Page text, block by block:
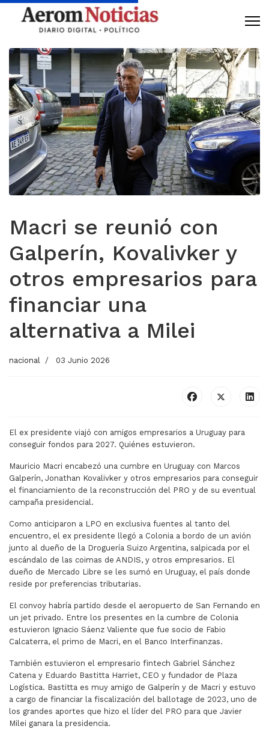
Macri se reunió con
Galperín, Kovalivker y
otros empresarios para
financiar una
alternativa a Milei
nacional 03 Junio 2026
El ex presidente viajó con amigos empresarios a Uruguay para
conseguir fondos para 2027. Quiénes estuvieron.
Mauricio Macri encabezó una cumbre en Uruguay con Marcos
Galperín, Jonathan Kovalivker y otros empresarios para conseguir
el financiamiento de la reconstrucción del PRO y de su eventual
campaña presidencial.
Como anticiparon a LPO en exclusiva fuentes al tanto del
encuentro, el ex presidente llegó a Colonia a bordo de un avión
junto al dueño de la Droguería Suizo Argentina, salpicada por el
escándalo de las coimas de ANDIS, y otros empresarios. El
dueño de Mercado Libre se les sumó en Uruguay, el país donde
reside por preferencias tributarias.
El convoy habría partido desde el aeropuerto de San Fernando en
un jet privado. Entre los presentes en la cumbre de Colonia
estuvieron Ignacio Sáenz Valiente que fue socio de Fabio
Calcaterra, el primo de Macri, en el Banco Interfinanzas.
También estuvieron el empresario fintech Gabriel Sánchez
Catena y Eduardo Bastitta Harriet, CEO y fundador de Plaza
Logística. Bastitta es muy amigo de Galperín y de Macri y estuvo
a cargo de financiar la fiscalización del ballotage de 2023, uno de
los grandes aportes que hizo el líder del PRO para que Javier
Milei ganara la presidencia.